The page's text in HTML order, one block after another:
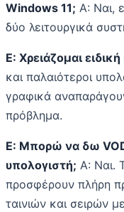
Windows 11; Α: Ναι,
δύο λειτουργικά
Ε: Χρειάζομαι
και παλαιότεροι
γραφικά
πρόβλημα.
Ε: Μπορώ να δω VOD
υπολογιστή; Α: Ναι.
προσφέρουν πλήρη
ταινιών και σειρών